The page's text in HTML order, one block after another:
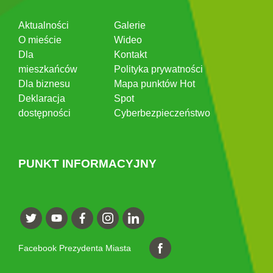
Aktualności
O mieście
Dla
mieszkańców
Dla biznesu
Deklaracja
dostępności
Galerie
Wideo
Kontakt
Polityka prywatności
Mapa punktów Hot
Spot
Cyberbezpieczeństwo
PUNKT INFORMACYJNY
Facebook Prezydenta Miasta